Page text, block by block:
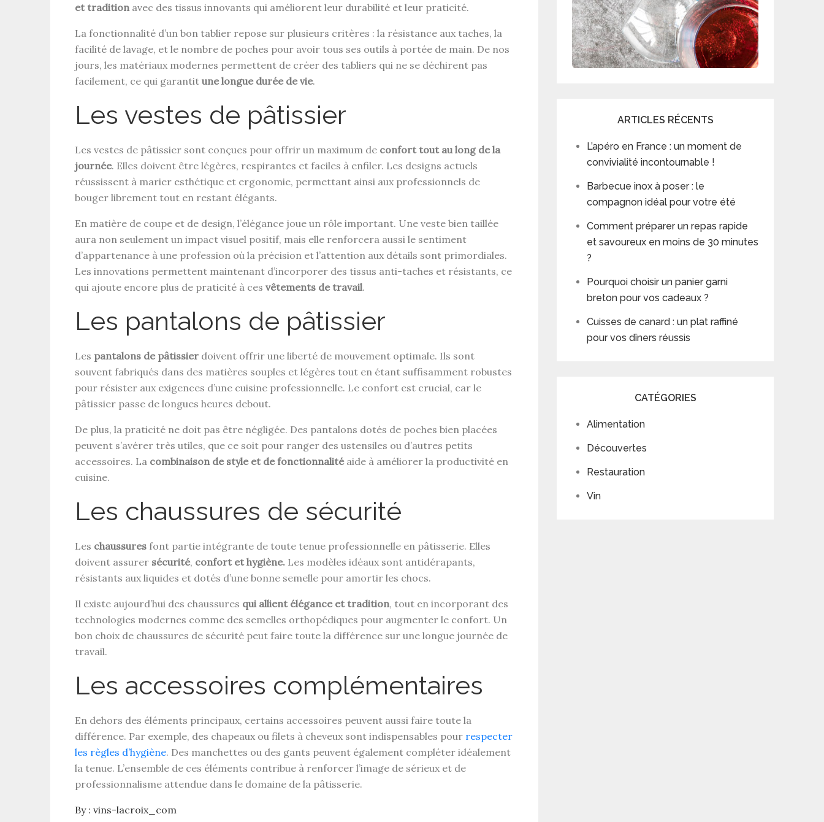
et tradition avec des tissus innovants qui améliorent leur durabilité et leur praticité.
La fonctionnalité d’un bon tablier repose sur plusieurs critères : la résistance aux taches, la
facilité de lavage, et le nombre de poches pour avoir tous ses outils à portée de main. De nos
jours, les matériaux modernes permettent de créer des tabliers qui ne se déchirent pas
facilement, ce qui garantit une longue durée de vie.
Les vestes de pâtissier
Les vestes de pâtissier sont conçues pour offrir un maximum de confort tout au long de la
journée. Elles doivent être légères, respirantes et faciles à enfiler. Les designs actuels
réussissent à marier esthétique et ergonomie, permettant ainsi aux professionnels de
bouger librement tout en restant élégants.
En matière de coupe et de design, l’élégance joue un rôle important. Une veste bien taillée
aura non seulement un impact visuel positif, mais elle renforcera aussi le sentiment
d’appartenance à une profession où la précision et l’attention aux détails sont primordiales.
Les innovations permettent maintenant d’incorporer des tissus anti-taches et résistants, ce
qui ajoute encore plus de praticité à ces vêtements de travail.
Les pantalons de pâtissier
Les pantalons de pâtissier doivent offrir une liberté de mouvement optimale. Ils sont
souvent fabriqués dans des matières souples et légères tout en étant suffisamment robustes
pour résister aux exigences d’une cuisine professionnelle. Le confort est crucial, car le
pâtissier passe de longues heures debout.
De plus, la praticité ne doit pas être négligée. Des pantalons dotés de poches bien placées
peuvent s’avérer très utiles, que ce soit pour ranger des ustensiles ou d’autres petits
accessoires. La combinaison de style et de fonctionnalité aide à améliorer la productivité en
cuisine.
Les chaussures de sécurité
Les chaussures font partie intégrante de toute tenue professionnelle en pâtisserie. Elles
doivent assurer sécurité, confort et hygiène. Les modèles idéaux sont antidérapants,
résistants aux liquides et dotés d’une bonne semelle pour amortir les chocs.
Il existe aujourd’hui des chaussures qui allient élégance et tradition, tout en incorporant des
technologies modernes comme des semelles orthopédiques pour augmenter le confort. Un
bon choix de chaussures de sécurité peut faire toute la différence sur une longue journée de
travail.
Les accessoires complémentaires
En dehors des éléments principaux, certains accessoires peuvent aussi faire toute la
différence. Par exemple, des chapeaux ou filets à cheveux sont indispensables pour respecter
les règles d’hygiène. Des manchettes ou des gants peuvent également compléter idéalement
la tenue. L’ensemble de ces éléments contribue à renforcer l’image de sérieux et de
professionnalisme attendue dans le domaine de la pâtisserie.
By : vins-lacroix_com
ARTICLES RÉCENTS
L’apéro en France : un moment de
convivialité incontournable !
Barbecue inox à poser : le
compagnon idéal pour votre été
Comment préparer un repas rapide
et savoureux en moins de 30 minutes
?
Pourquoi choisir un panier garni
breton pour vos cadeaux ?
Cuisses de canard : un plat raffiné
pour vos dîners réussis
CATÉGORIES
Alimentation
Découvertes
Restauration
Vin